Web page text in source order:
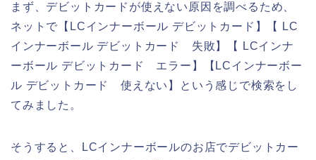
まず、デビットカードが使えない原因を調べるため、
ネットで【LCインナーボール デビットカード】【 LC
インナーボール デビットカード 失敗】【 LCインナ
ーボール デビットカード エラー】【LCインナーボー
ル デビットカード 使えない】という感じで検索をし
てみました。
そうすると、LCインナーボールのお店でデビットカー